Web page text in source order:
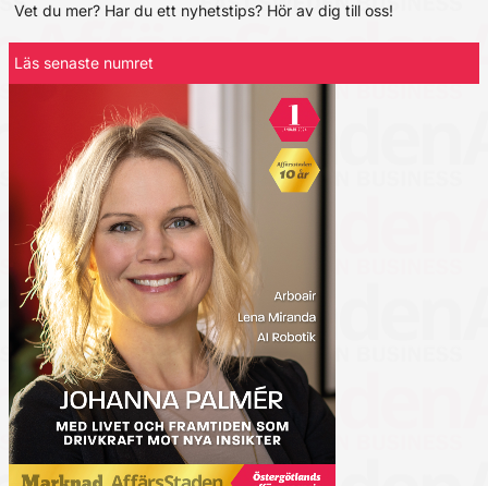
Vet du mer? Har du ett nyhetstips? Hör av dig till oss!
Läs senaste numret